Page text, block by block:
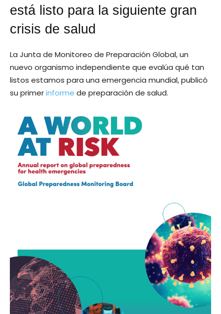
está listo para la siguiente gran
crisis de salud
La Junta de Monitoreo de Preparación Global, un
nuevo organismo independiente que evalúa qué tan
listos estamos para una emergencia mundial, publicó
su primerinforme de preparación de salud.